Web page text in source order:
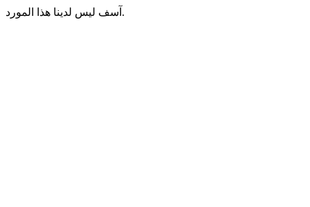
آسف ليس لدينا هذا المورد.